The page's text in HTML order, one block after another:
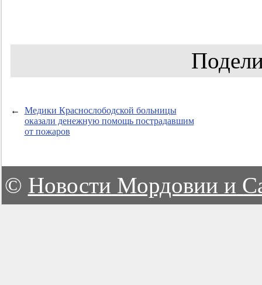
←
Медики Краснослободской больницы
оказали денежную помощь пострадавшим
от пожаров
© Новости Мордовии и